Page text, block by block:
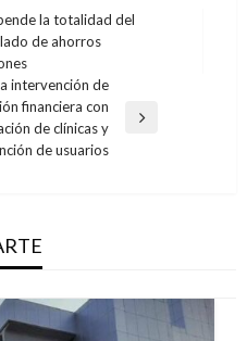
la totalidad del
de ahorros
intervención de
financiera con
de clínicas y
de usuarios